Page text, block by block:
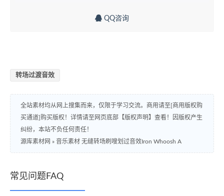
QQ咨询
转场过渡音效
全站素材均从网上搜集而来，仅限于学习交流。商用请至[商用版权购
买通道]购买版权！详情请至网页底部【版权声明】查看！因版权产生
纠纷，本站不负任何责任！
源库素材网 » 音乐素材 无缝转场刷嗖划过音效Iron Whoosh A
常见问题FAQ